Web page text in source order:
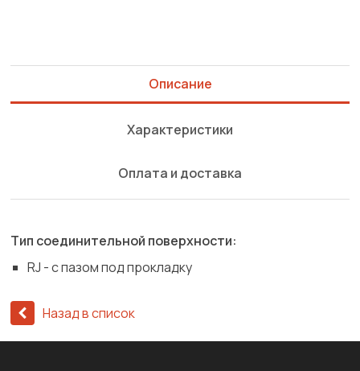
Описание
Характеристики
Оплата и доставка
Тип соединительной поверхности:
RJ - с пазом под прокладку
Назад в список